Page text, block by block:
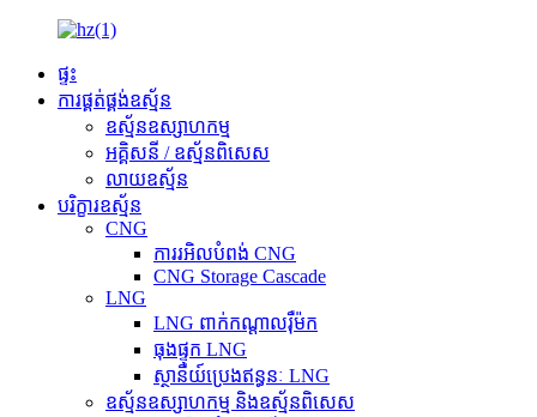
ផ្ទះ
ការផ្គត់ផ្គង់ឧស្ម័ន
ឧស្ម័នឧស្សាហកម្ម
អគ្គិសនី / ឧស្ម័នពិសេស
លាយឧស្ម័ន
បរិក្ខារឧស្ម័ន
CNG
ការរអិលបំពង់ CNG
CNG Storage Cascade
LNG
LNG ពាក់កណ្តាលរ៉ឺម៉ក
ធុងផ្ទុក LNG
ស្ថានីយ៍ប្រេងឥន្ធនៈ LNG
ឧស្ម័នឧស្សាហកម្ម និងឧស្ម័នពិសេស